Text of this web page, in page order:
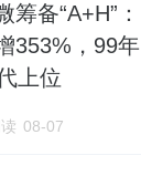
备“A+H”：
353%，99年
上位
08-07